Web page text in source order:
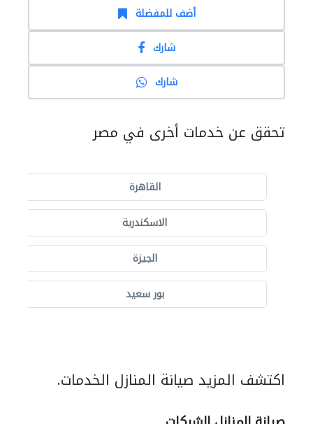
أضف للمفضلة
شارك
شارك
تحقق عن خدمات أخرى في مصر
القاهرة
الاسكندرية
الجيزة
بور سعيد
اكتشف المزيد صيانة المنازل الخدمات.